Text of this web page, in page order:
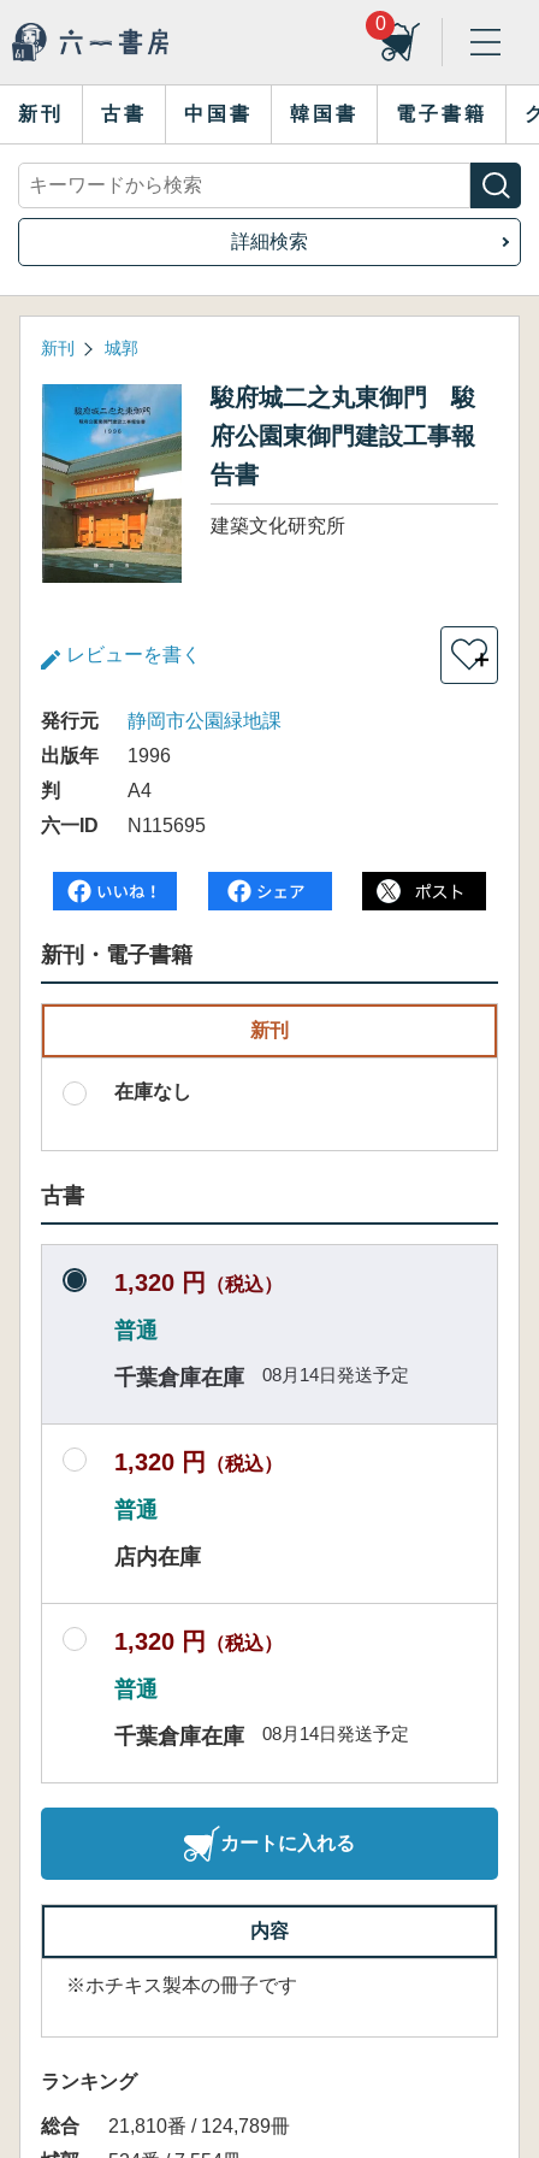
0
新刊 古書 中国書 韓国書 電子書籍
詳細検索
新刊 城郭
駿府城二之丸東御門 駿
府公園東御門建設工事報
告書
建築文化研究所
レビューを書く ＋
発行元
静岡市公園緑地課
出版年
1996
判
A4
六一ID
N115695
新刊・電子書籍
新刊
在庫なし
古書
1,320 円 （税込）
普通
千葉倉庫在庫
08月14日発送予定
1,320 円 （税込）
普通
店内在庫
1,320 円 （税込）
普通
千葉倉庫在庫
08月14日発送予定
カートに入れる
内容
※ホチキス製本の冊子です
ランキング
総合
21,810番 / 124,789冊